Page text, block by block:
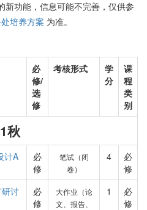
新功能，信息可能不完善，仅供参
培养方案 为准。
必
修/
选
修
考核形式
学
分
课
程
类
别
1秋
计A
必
修
笔试（闭
卷）
4
必
修
研讨
必
修
大作业（论
文、报告、
1
必
修